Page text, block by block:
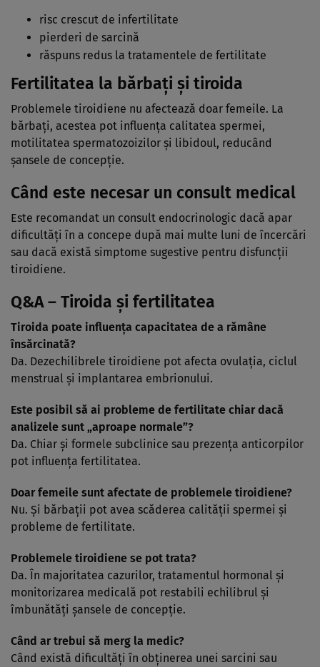
risc crescut de infertilitate
pierderi de sarcină
răspuns redus la tratamentele de fertilitate
Fertilitatea la bărbați și tiroida
Problemele tiroidiene nu afectează doar femeile. La
bărbați, acestea pot influența calitatea spermei,
motilitatea spermatozoizilor și libidoul, reducând
șansele de concepție.
Când este necesar un consult medical
Este recomandat un consult endocrinologic dacă apar
dificultăți în a concepe după mai multe luni de încercări
sau dacă există simptome sugestive pentru disfuncții
tiroidiene.
Q&A – Tiroida și fertilitatea
Tiroida poate influența capacitatea de a rămâne
însărcinată?
Da. Dezechilibrele tiroidiene pot afecta ovulația, ciclul
menstrual și implantarea embrionului.
Este posibil să ai probleme de fertilitate chiar dacă
analizele sunt „aproape normale”?
Da. Chiar și formele subclinice sau prezența anticorpilor
pot influența fertilitatea.
Doar femeile sunt afectate de problemele tiroidiene?
Nu. Și bărbații pot avea scăderea calității spermei și
probleme de fertilitate.
Problemele tiroidiene se pot trata?
Da. În majoritatea cazurilor, tratamentul hormonal și
monitorizarea medicală pot restabili echilibrul și
îmbunătăți șansele de concepție.
Când ar trebui să merg la medic?
Când există dificultăți în obținerea unei sarcini sau